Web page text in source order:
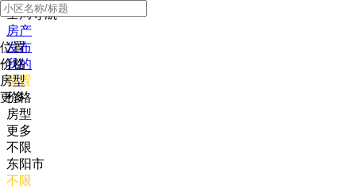
全局导航
房产
发布
我的
位置
价格
房型
更多
位置
价格
房型
更多
不限
东阳市
不限